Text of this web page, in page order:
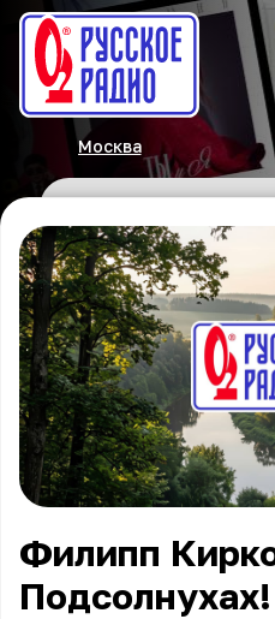
Москва
Филипп
Подсолнухах!